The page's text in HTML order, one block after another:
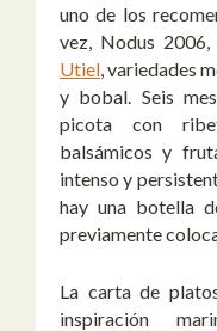
uno de los
vez, Nodus
Utiel, variedades
y bobal. Seis
picota con
balsámicos y
intenso y
hay una botella
previamente
La carta de
inspiración